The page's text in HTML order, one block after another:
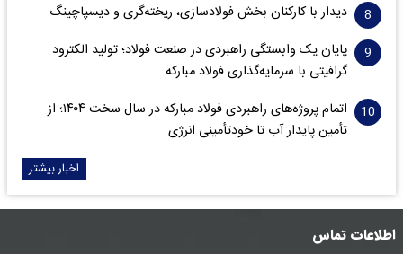
دیدار با کارکنان بخش فولادسازی، ریخته‌گری و دیسپاچینگ
پایان یک وابستگی راهبردی در صنعت فولاد؛ تولید الکترود
گرافیتی با سرمایه‌گذاری فولاد مبارکه
اتمام پروژه‌های راهبردی فولاد مبارکه در سال سخت ۱۴۰۴؛ از
تأمین پایدار آب تا خودتأمینی انرژی
اخبار بیشتر
اطلاعات تماس